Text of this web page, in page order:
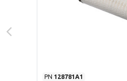
PN 128781A1